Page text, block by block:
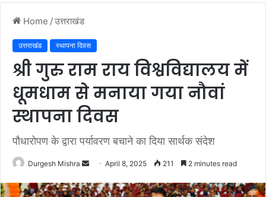
Home /उत्तराखंड
उत्तराखंड स्थापना दिवस
श्री गुरु राम राय विश्वविद्यालय में
धूमधाम से मनाया गया नौवां
स्थापना दिवस
पौधारोपण के द्वारा पर्यावरण बचाने का दिया सार्थक संदेश
Durgesh Mishra
Send
email
April 8, 2025 211 2 minutes read